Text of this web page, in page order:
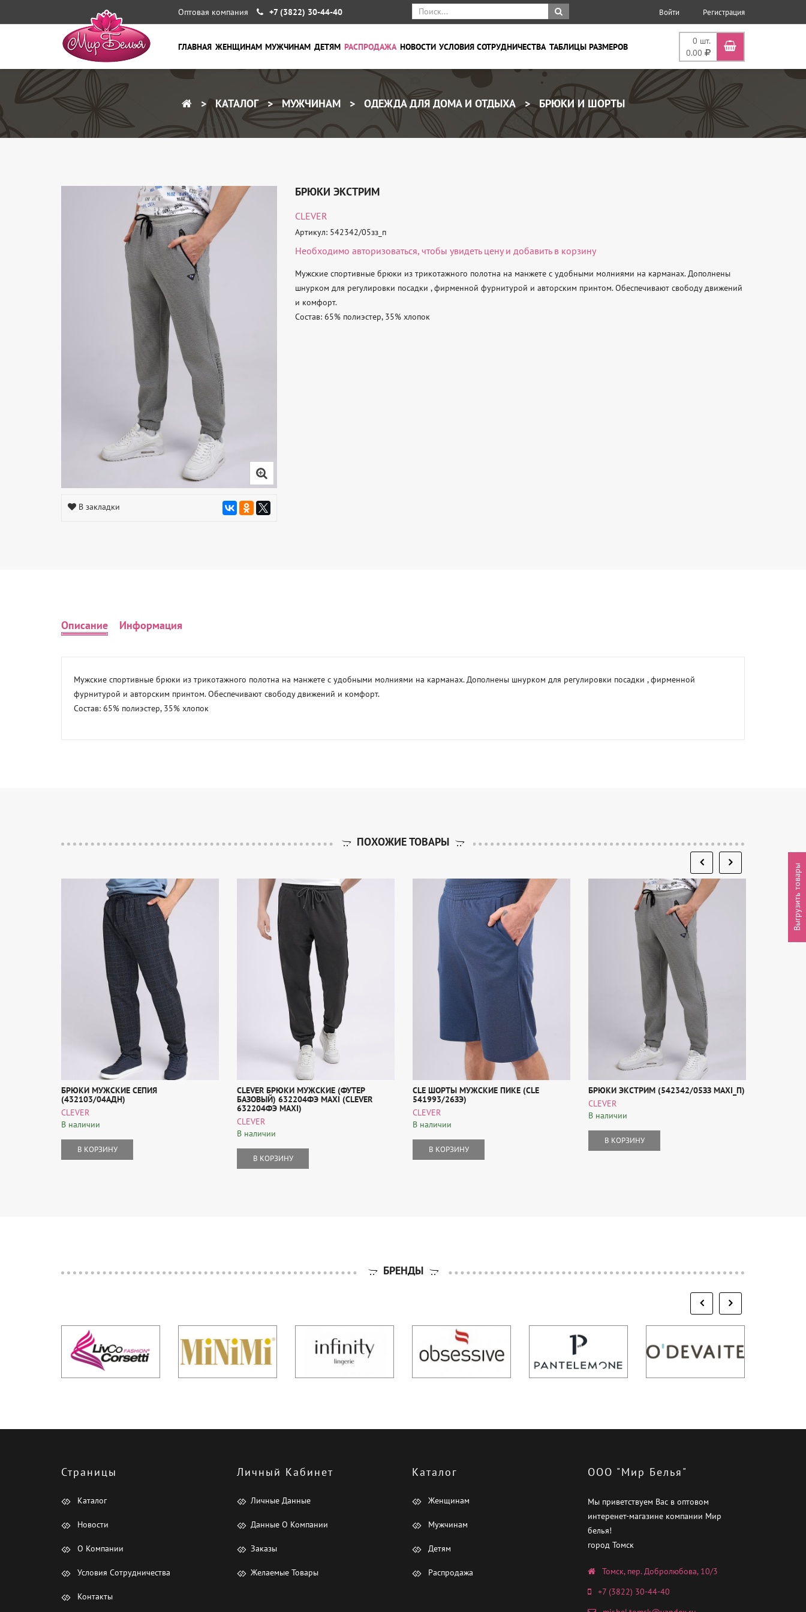
Оптовая компания +7 (3822) 30-44-40 Войти Регистрация
0 шт.
0.00
ГЛАВНАЯ ЖЕНЩИНАМ МУЖЧИНАМ ДЕТЯМ РАСПРОДАЖА НОВОСТИ УСЛОВИЯ СОТРУДНИЧЕСТВА ТАБЛИЦЫ РАЗМЕРОВ
КАТАЛОГ МУЖЧИНАМ ОДЕЖДА ДЛЯ ДОМА И ОТДЫХА БРЮКИ И ШОРТЫ
В закладки
БРЮКИ ЭКСТРИМ
CLEVER
Артикул: 542342/05зз_п
Необходимо авторизоваться, чтобы увидеть цену и добавить в корзину
Мужские спортивные брюки из трикотажного полотна на манжете с удобными молниями на карманах. Дополнены
шнурком для регулировки посадки , фирменной фурнитурой и авторским принтом. Обеспечивают свободу движений
и комфорт.
Состав: 65% полиэстер, 35% хлопок
Описание Информация
Мужские спортивные брюки из трикотажного полотна на манжете с удобными молниями на карманах. Дополнены шнурком для регулировки посадки , фирменной
фурнитурой и авторским принтом. Обеспечивают свободу движений и комфорт.
Состав: 65% полиэстер, 35% хлопок
ПОХОЖИЕ ТОВАРЫ
БРЮКИ МУЖСКИЕ СЕПИЯ
(432103/04АДН)
CLEVER
В наличии
В КОРЗИНУ
CLEVER БРЮКИ МУЖСКИЕ (ФУТЕР
БАЗОВЫЙ) 632204ФЭ MAXI (CLEVER
632204ФЭ MAXI)
CLEVER
В наличии
В КОРЗИНУ
CLE ШОРТЫ МУЖСКИЕ ПИКЕ (CLE
541993/26ЗЭ)
CLEVER
В наличии
В КОРЗИНУ
БРЮКИ ЭКСТРИМ (542342/05ЗЗ MAXI_П)
CLEVER
В наличии
В КОРЗИНУ
БРЕНДЫ
Страницы
Каталог
Новости
О Компании
Условия Сотрудничества
Контакты
Личный Кабинет
Личные Данные
Данные О Компании
Заказы
Желаемые Товары
Каталог
Женщинам
Мужчинам
Детям
Распродажа
ООО "Мир Белья"
Мы приветствуем Вас в оптовом
интеренет-магазине компании Мир
белья!
город Томск
Томск, пер. Добролюбова, 10/3
+7 (3822) 30-44-40
Выгрузить товары